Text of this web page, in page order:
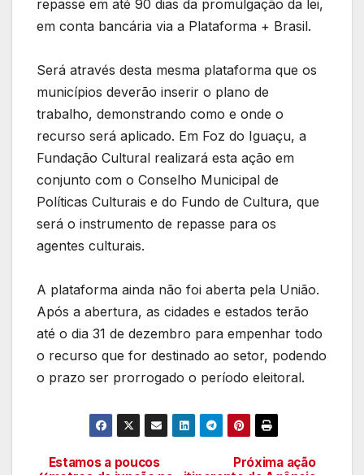
repasse em até 90 dias da promulgação da lei,
em conta bancária via a Plataforma + Brasil.
Será através desta mesma plataforma que os
municípios deverão inserir o plano de
trabalho, demonstrando como e onde o
recurso será aplicado. Em Foz do Iguaçu, a
Fundação Cultural realizará esta ação em
conjunto com o Conselho Municipal de
Políticas Culturais e do Fundo de Cultura, que
será o instrumento de repasse para os
agentes culturais.
A plataforma ainda não foi aberta pela União.
Após a abertura, as cidades e estados terão
até o dia 31 de dezembro para empenhar todo
o recurso que for destinado ao setor, podendo
o prazo ser prorrogado o período eleitoral.
Próxima ação
Estamos a poucos